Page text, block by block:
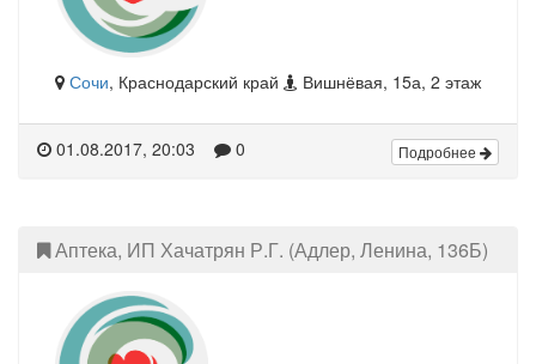
Сочи, Краснодарский край Вишнёвая, 15а, 2 этаж
01.08.2017, 20:03 0 Подробнее
Аптека, ИП Хачатрян Р.Г. (Адлер, Ленина, 136Б)